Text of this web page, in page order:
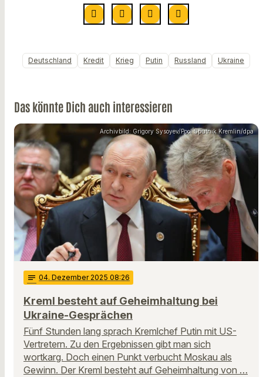
Deutschland Kredit Krieg Putin Russland Ukraine
Das könnte Dich auch interessieren
Archivbild: Grigory Sysoyev/Pool Sputnik Kremlin/dpa
notes 04. Dezember 2025 08:26
Kreml besteht auf Geheimhaltung bei
Ukraine-Gesprächen
Fünf Stunden lang sprach Kremlchef Putin mit US-
Vertretern. Zu den Ergebnissen gibt man sich
wortkarg. Doch einen Punkt verbucht Moskau als
Gewinn. Der Kreml besteht auf Geheimhaltung von …